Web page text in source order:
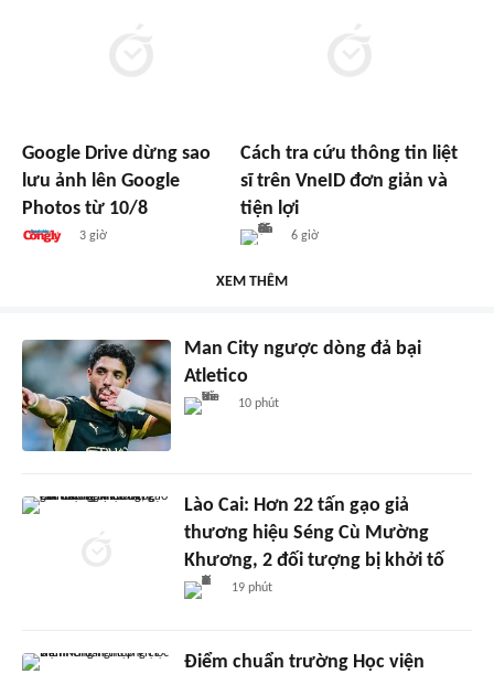
Google Drive dừng sao
lưu ảnh lên Google
Photos từ 10/8
3 giờ
Cách tra cứu thông tin liệt
sĩ trên VneID đơn giản và
tiện lợi
6 giờ
XEM THÊM
Man City ngược dòng đả bại
Atletico
10 phút
Lào Cai: Hơn 22 tấn gạo giả
thương hiệu Séng Cù Mường
Khương, 2 đối tượng bị khởi tố
19 phút
Điểm chuẩn trường Học viện